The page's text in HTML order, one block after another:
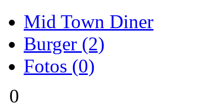
Mid Town Diner
Burger (2)
Fotos (0)
0